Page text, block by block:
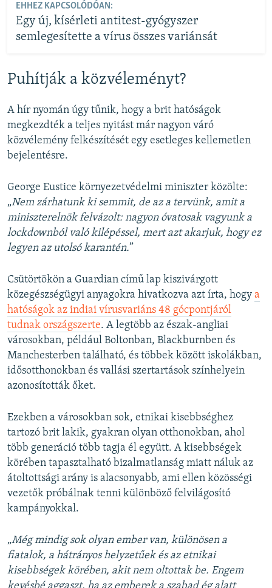
EHHEZ KAPCSOLÓDÓAN:
Egy új, kísérleti antitest-gyógyszer
semlegesítette a vírus összes variánsát
Puhítják a közvéleményt?
A hír nyomán úgy tűnik, hogy a brit hatóságok
megkezdték a teljes nyitást már nagyon váró
közvélemény felkészítését egy esetleges kellemetlen
bejelentésre.
George Eustice környezetvédelmi miniszter közölte:
„Nem zárhatunk ki semmit, de az a tervünk, amit a
miniszterelnök felvázolt: nagyon óvatosak vagyunk a
lockdownból való kilépéssel, mert azt akarjuk, hogy ez
legyen az utolsó karantén.”
Csütörtökön a Guardian című lap kiszivárgott
közegészségügyi anyagokra hivatkozva azt írta, hogy a
hatóságok az indiai vírusvariáns 48 gócpontjáról
tudnak országszerte. A legtöbb az észak-angliai
városokban, például Boltonban, Blackburnben és
Manchesterben található, és többek között iskolákban,
idősotthonokban és vallási szertartások színhelyein
azonosították őket.
Ezekben a városokban sok, etnikai kisebbséghez
tartozó brit lakik, gyakran olyan otthonokban, ahol
több generáció több tagja él együtt. A kisebbségek
körében tapasztalható bizalmatlanság miatt náluk az
átoltottsági arány is alacsonyabb, ami ellen közösségi
vezetők próbálnak tenni különböző felvilágosító
kampányokkal.
„Még mindig sok olyan ember van, különösen a
fiatalok, a hátrányos helyzetűek és az etnikai
kisebbségek körében, akit nem oltottak be. Engem